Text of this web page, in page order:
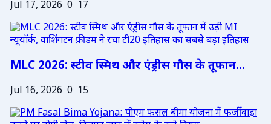
Jul 17, 2026 0 17
MLC 2026: स्टीव स्मिथ और एंड्रीस गौस के तूफान...
Jul 16, 2026 0 15